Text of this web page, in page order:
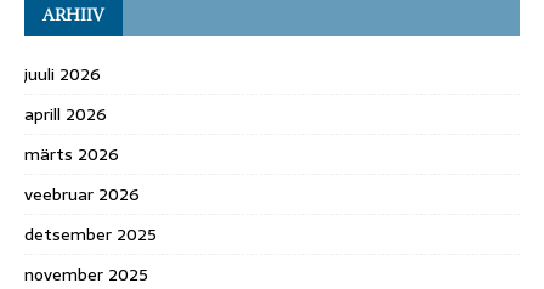
ARHIIV
juuli 2026
aprill 2026
märts 2026
veebruar 2026
detsember 2025
november 2025